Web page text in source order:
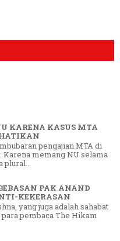
KARENA KASUS MTA
pengajian MTA di
Karena memang NU selama
plural...
PAK ANAND
KEKERASAN
yang juga adalah sahabat
pembaca The Hikam